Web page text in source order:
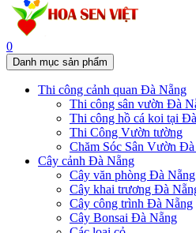
0
Danh mục sản phẩm
Thi công cảnh quan Đà Nẵng
Thi công sân vườn Đà
Thi công hồ cá koi tại
Thi Công Vườn tường
Chăm Sóc Sân Vườn
Cây cảnh Đà Nẵng
Cây văn phòng Đà Nẵng
Cây khai trương Đà
Cây công trình Đà Nẵng
Cây Bonsai Đà Nẵng